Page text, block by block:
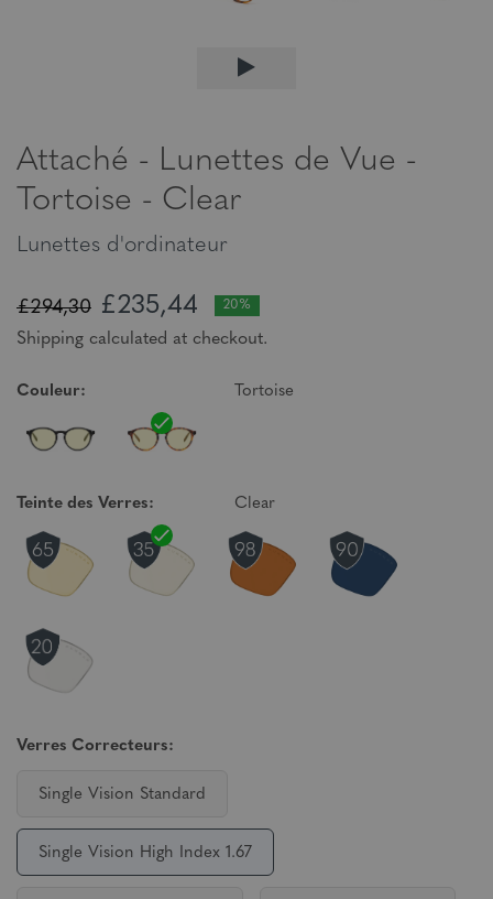
Attaché - Lunettes de Vue -
Tortoise - Clear
Lunettes d'ordinateur
£294,30 £235,44 20%
Shipping calculated at checkout.
Couleur: Tortoise
Teinte des Verres: Clear
Verres Correcteurs:
Single Vision Standard
Single Vision High Index 1.67